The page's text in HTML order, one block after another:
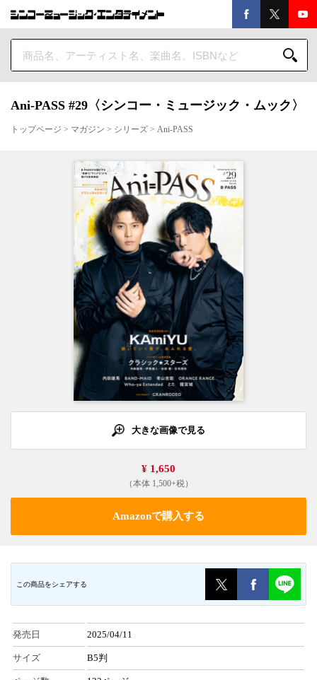
Ani-PASS #29〈シンコー・ミュージック・ムック〉
トップページ > マガジン > シリーズ > Ani-PASS
大きな画像で見る
¥ 1,650
（本体 1,500+税）
Amazonで購入する
この商品をシェアする
発売日 2025/04/11
サイズ B5判